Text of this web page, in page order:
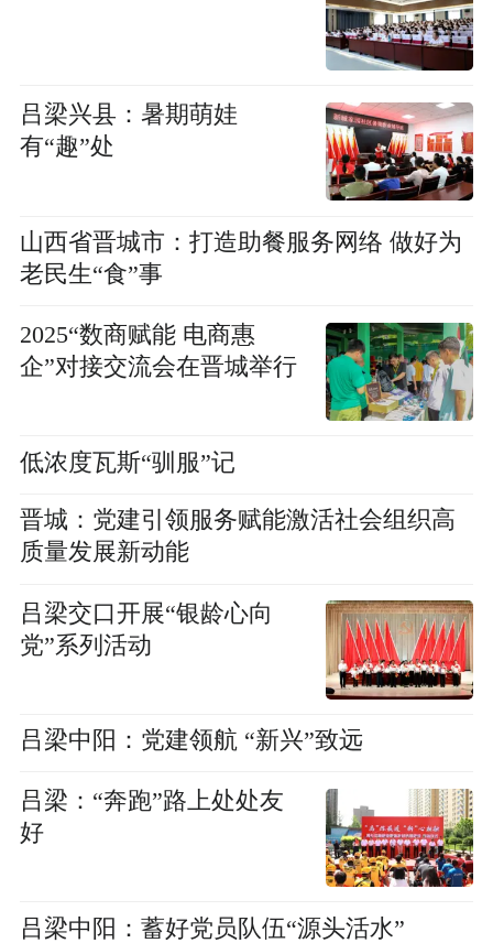
吕梁兴县：暑期萌娃
有“趣”处
山西省晋城市：打造助餐服务网络 做好为
老民生“食”事
2025“数商赋能 电商惠
企”对接交流会在晋城举行
低浓度瓦斯“驯服”记
晋城：党建引领服务赋能激活社会组织高
质量发展新动能
吕梁交口开展“银龄心向
党”系列活动
吕梁中阳：党建领航 “新兴”致远
吕梁：“奔跑”路上处处友
好
吕梁中阳：蓄好党员队伍“源头活水”